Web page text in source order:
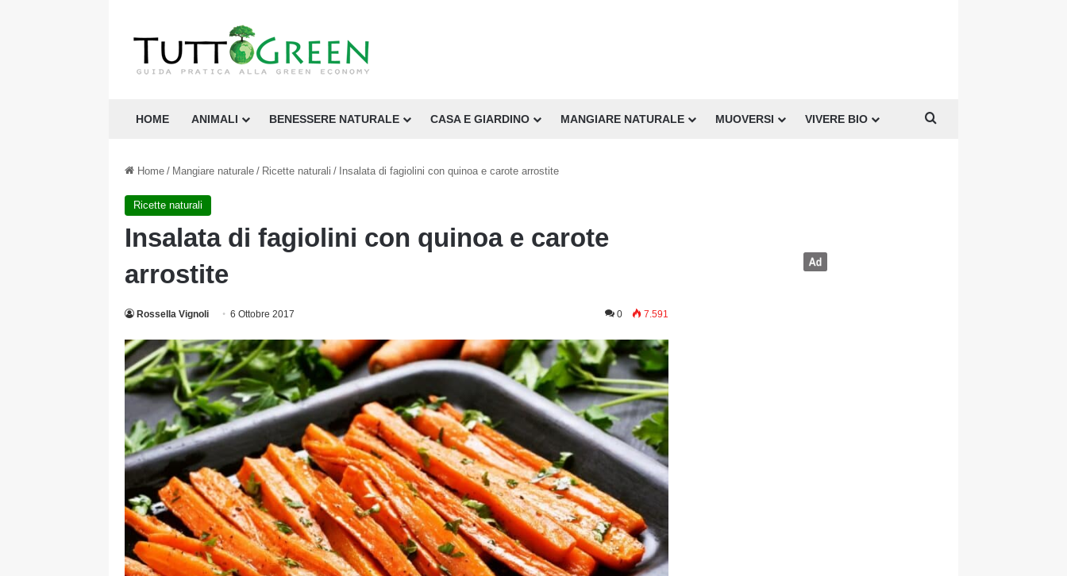
HOME ANIMALI BENESSERE NATURALE CASA E GIARDINO MANGIARE NATURALE MUOVERSI VIVERE BIO
Home / Mangiare naturale / Ricette naturali / Insalata di fagiolini con quinoa e carote arrostite
Ricette naturali
Insalata di fagiolini con quinoa e carote
arrostite
Rossella Vignoli 6 Ottobre 2017 0 7.591